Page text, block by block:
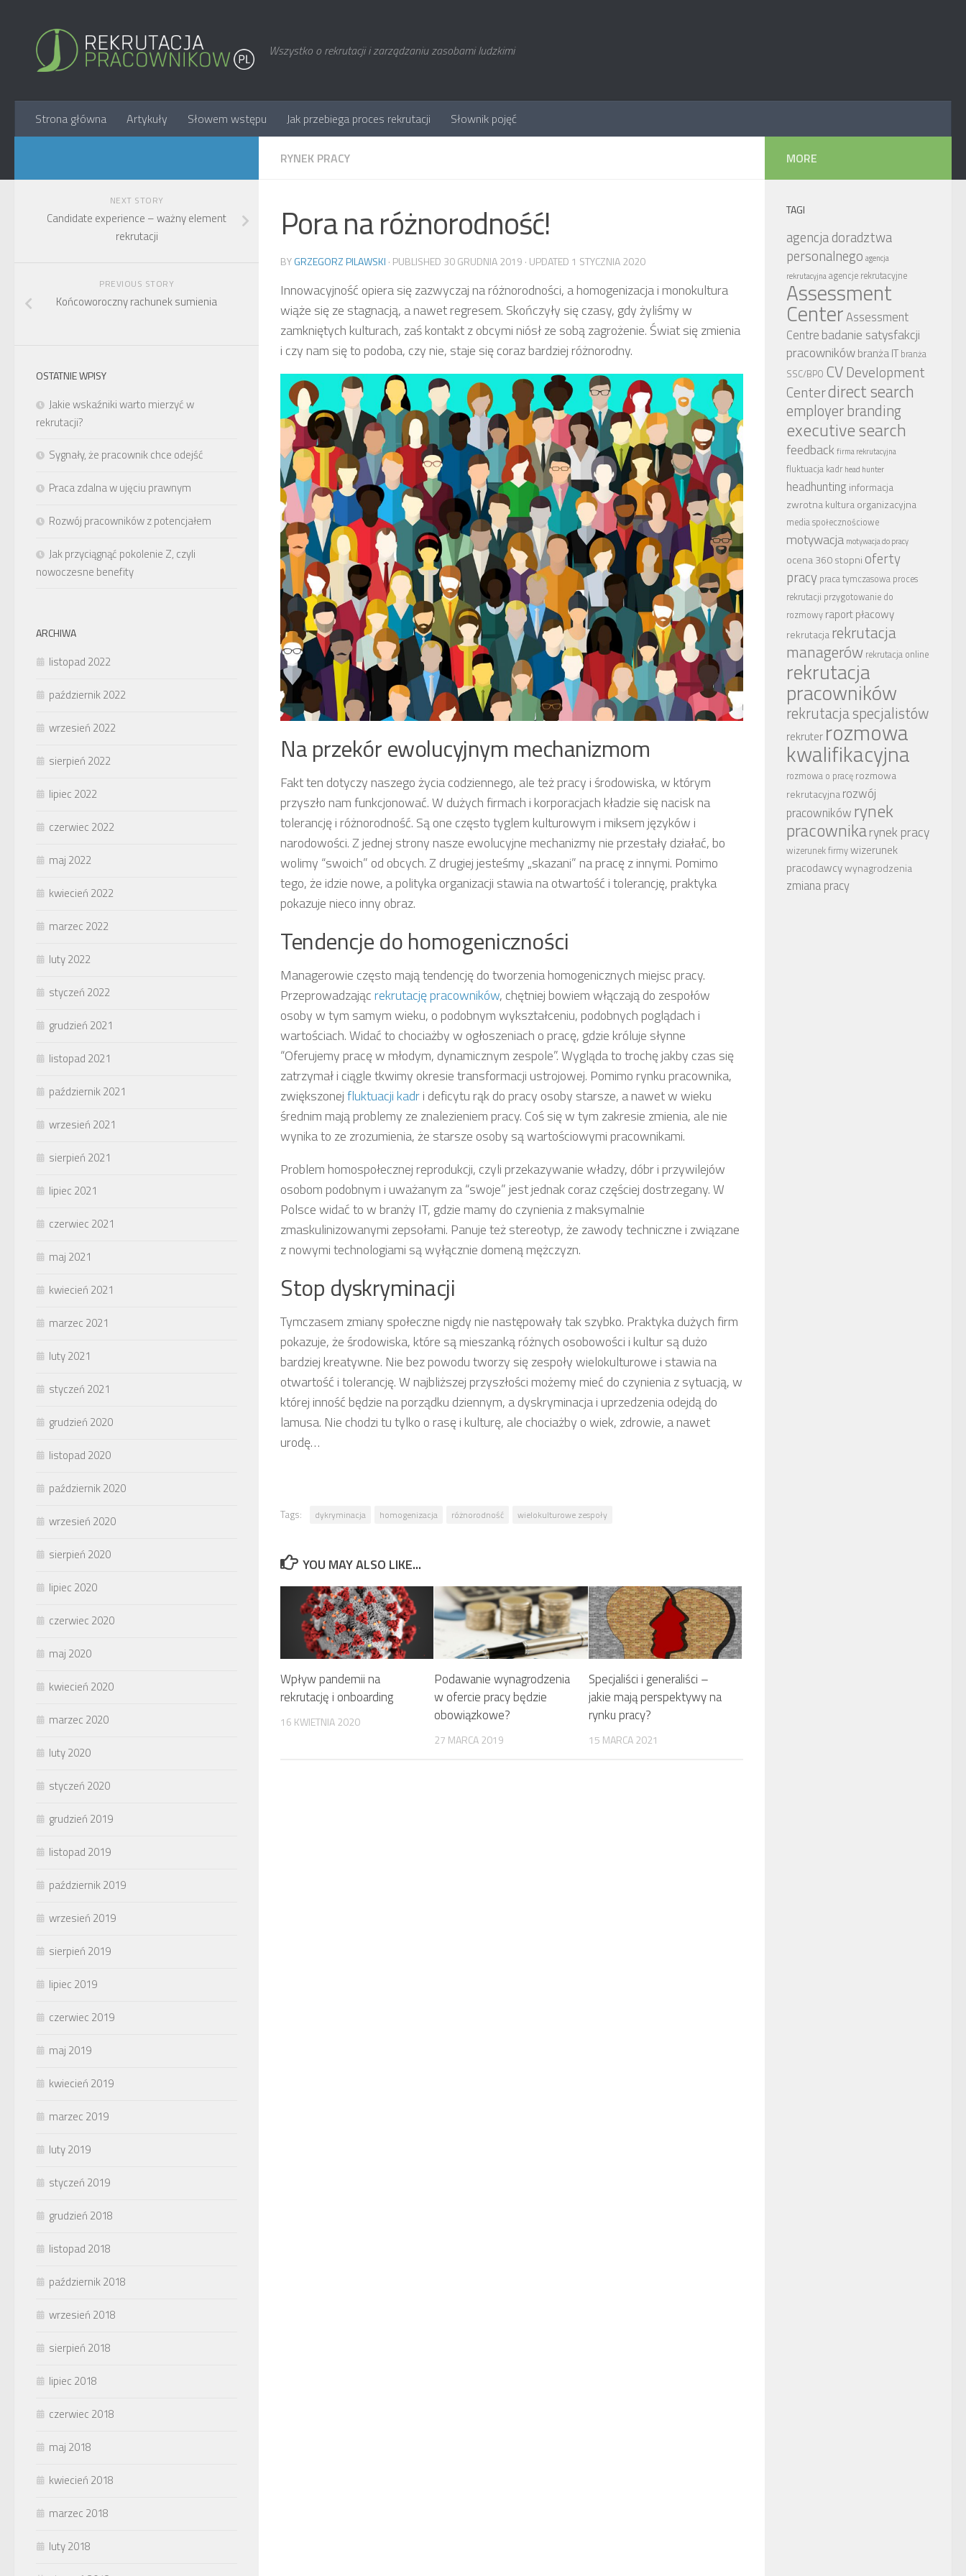
Wszystko o rekrutacji i zarządzaniu zasobami ludzkimi
Strona główna Artykuły Słowem wstępu Jak przebiega proces rekrutacji Słownik pojęć
RYNEK PRACY
Pora na różnorodność!
BYGRZEGORZ PILAWSKI · PUBLISHED 30 GRUDNIA 2019 · UPDATED 1 STYCZNIA 2020
Innowacyjność opiera się zazwyczaj na różnorodności, a homogenizacja i monokultura
wiąże się ze stagnacją, a nawet regresem. Skończyły się czasy, gdy żyliśmy w
zamkniętych kulturach, zaś kontakt z obcymi niósł ze sobą zagrożenie. Świat się zmienia
i czy nam się to podoba, czy nie, staje się coraz bardziej różnorodny.
Na przekór ewolucyjnym mechanizmom
Fakt ten dotyczy naszego życia codziennego, ale też pracy i środowiska, w którym
przyszło nam funkcjonować. W dużych firmach i korporacjach kładzie się nacisk na
tolerancję i różnorodność. Są one często tyglem kulturowym i miksem języków i
narodowości. Z jednej strony nasze ewolucyjne mechanizmy nie przestały działać, bo
wolimy “swoich” od obcych. Z drugiej jesteśmy „skazani” na pracę z innymi. Pomimo
tego, że idzie nowe, a polityka organizacji stawia na otwartość i tolerancję, praktyka
pokazuje nieco inny obraz.
Tendencje do homogeniczności
Managerowie często mają tendencję do tworzenia homogenicznych miejsc pracy.
Przeprowadzającrekrutację pracowników, chętniej bowiem włączają do zespołów
osoby w tym samym wieku, o podobnym wykształceniu, podobnych poglądach i
wartościach. Widać to chociażby w ogłoszeniach o pracę, gdzie króluje słynne
“Oferujemy pracę w młodym, dynamicznym zespole”. Wygląda to trochę jakby czas się
zatrzymał i ciągle tkwimy okresie transformacji ustrojowej. Pomimo rynku pracownika,
zwiększonejfluktuacji kadri deficytu rąk do pracy osoby starsze, a nawet w wieku
średnim mają problemy ze znalezieniem pracy. Coś się w tym zakresie zmienia, ale nie
wynika to ze zrozumienia, że starsze osoby są wartościowymi pracownikami.
Problem homospołecznej reprodukcji, czyli przekazywanie władzy, dóbr i przywilejów
osobom podobnym i uważanym za “swoje” jest jednak coraz częściej dostrzegany. W
Polsce widać to w branży IT, gdzie mamy do czynienia z maksymalnie
zmaskulinizowanymi zepsołami. Panuje też stereotyp, że zawody techniczne i związane
z nowymi technologiami są wyłącznie domeną mężczyzn.
Stop dyskryminacji
Tymczasem zmiany społeczne nigdy nie następowały tak szybko. Praktyka dużych firm
pokazuje, że środowiska, które są mieszanką różnych osobowości i kultur są dużo
bardziej kreatywne. Nie bez powodu tworzy się zespoły wielokulturowe i stawia na
otwartość i tolerancję. W najbliższej przyszłości możemy mieć do czynienia z sytuacją, w
której inność będzie na porządku dziennym, a dyskryminacja i uprzedzenia odejdą do
lamusa. Nie chodzi tu tylko o rasę i kulturę, ale chociażby o wiek, zdrowie, a nawet
urodę…
Tags: dykryminacja homogenizacja różnorodność wielokulturowe zespoły
YOU MAY ALSO LIKE...
Wpływ pandemii na
rekrutację i onboarding
16 KWIETNIA 2020
Podawanie wynagrodzenia
w ofercie pracy będzie
obowiązkowe?
27 MARCA 2019
Specjaliści i generaliści –
jakie mają perspektywy na
rynku pracy?
15 MARCA 2021
NEXT STORY
Candidate experience – ważny element
rekrutacji
PREVIOUS STORY
Końcoworoczny rachunek sumienia
OSTATNIE WPISY
Jakie wskaźniki warto mierzyć w
rekrutacji?
Sygnały, że pracownik chce odejść
Praca zdalna w ujęciu prawnym
Rozwój pracowników z potencjałem
Jak przyciągnąć pokolenie Z, czyli
nowoczesne benefity
ARCHIWA
listopad 2022
październik 2022
wrzesień 2022
sierpień 2022
lipiec 2022
czerwiec 2022
maj 2022
kwiecień 2022
marzec 2022
luty 2022
styczeń 2022
grudzień 2021
listopad 2021
październik 2021
wrzesień 2021
sierpień 2021
lipiec 2021
czerwiec 2021
maj 2021
kwiecień 2021
marzec 2021
luty 2021
styczeń 2021
grudzień 2020
listopad 2020
październik 2020
wrzesień 2020
sierpień 2020
lipiec 2020
czerwiec 2020
maj 2020
kwiecień 2020
marzec 2020
luty 2020
styczeń 2020
grudzień 2019
listopad 2019
październik 2019
wrzesień 2019
sierpień 2019
lipiec 2019
czerwiec 2019
maj 2019
kwiecień 2019
marzec 2019
luty 2019
styczeń 2019
grudzień 2018
listopad 2018
październik 2018
wrzesień 2018
sierpień 2018
lipiec 2018
czerwiec 2018
maj 2018
kwiecień 2018
marzec 2018
luty 2018
MORE
TAGI
agencja doradztwa
personalnego agencja
rekrutacyjnaagencje rekrutacyjne
Assessment
CenterAssessment
Centre badanie satysfakcji
pracownikówbranża IT branża
SSC/BPO CV Development
Centerdirect search
employer branding
executive search
feedback firma rekrutacyjna
fluktuacja kadr head hunter
headhunting informacja
zwrotnakultura organizacyjna
media społecznościowe
motywacja motywacja do pracy
ocena 360 stopni oferty
pracy praca tymczasowa proces
rekrutacji przygotowanie do
rozmowy raport płacowy
rekrutacjarekrutacja
managerów rekrutacja online
rekrutacja
pracowników
rekrutacja specjalistów
rekruter rozmowa
kwalifikacyjna
rozmowa o pracę rozmowa
rekrutacyjnarozwój
pracowników rynek
pracownikarynek pracy
wizerunek firmywizerunek
pracodawcywynagrodzenia
zmiana pracy